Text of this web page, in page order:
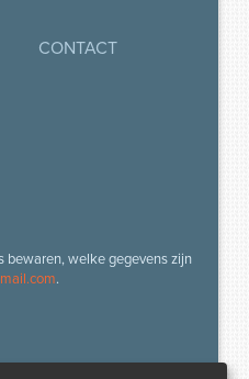
CONTACT
bewaren, welke gegevens zijn
.